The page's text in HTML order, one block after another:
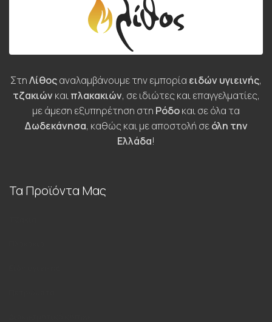
ΣτηΛίθοςαναλαμβάνουμε την εμπορία ειδών υγιεινής,
τζακιών καιπλακακιών, σε ιδιώτες και επαγγελματίες,
με άμεση εξυπηρέτηση στη Ρόδοκαι σε όλα τα
Δωδεκάνησα, καθώς και με αποστολή σεόλη την
Ελλάδα!
Τα Προϊόντα Μας